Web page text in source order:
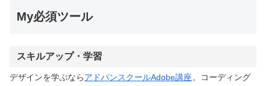
My必須ツール
スキルアップ・学習
デザインを学ぶならアドバンスクールAdobe講座 。コーディング